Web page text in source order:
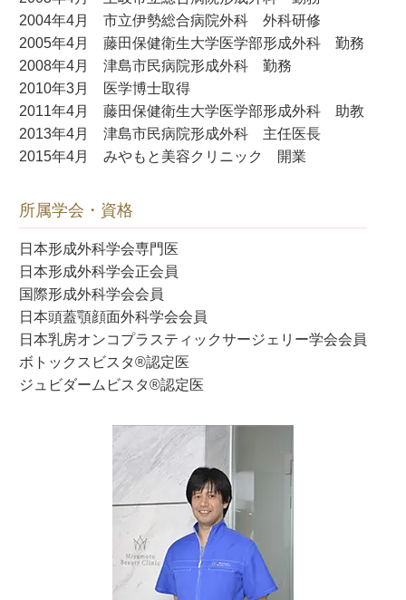
2004年4月 市立伊勢総合病院外科 外科研修
2005年4月 藤田保健衛生大学医学部形成外科 勤務
2008年4月 津島市民病院形成外科 勤務
2010年3月 医学博士取得
2011年4月 藤田保健衛生大学医学部形成外科 助教
2013年4月 津島市民病院形成外科 主任医長
2015年4月 みやもと美容クリニック 開業
所属学会・資格
日本形成外科学会専門医
日本形成外科学会正会員
国際形成外科学会会員
日本頭蓋顎顔面外科学会会員
日本乳房オンコプラスティックサージェリー学会会員
ボトックスビスタ®認定医
ジュビダームビスタ®認定医